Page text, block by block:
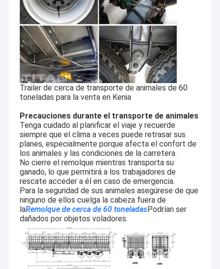
En casa.
Productos
Sobre nosotros
Trailer de cerca de transporte de animales de 60
toneladas para la venta en Kenia
Precauciones durante el transporte de animales
Tenga cuidado al planificar el viaje y recuerde
siempre que el clima a veces puede retrasar sus
planes, especialmente porque afecta el confort de
los animales y las condiciones de la carretera.
No cierre el remolque mientras transporta su
ganado, lo que permitirá a los trabajadores de
rescate acceder a él en caso de emergencia.
Para la seguridad de sus animales asegúrese de que
ninguno de ellos cuelga la cabeza fuera de
laRemolque de cerca de 60 toneladasPodrían ser
dañados por objetos voladores.
Shandong Titan Vehicle Co.,Ltd. y sus subsidiarios
tiene más de 10 años de experiencia en fabricación y
comienza un negocio internacional en 2004.
La fábrica cubre 190.000 metros.
Posee un centro